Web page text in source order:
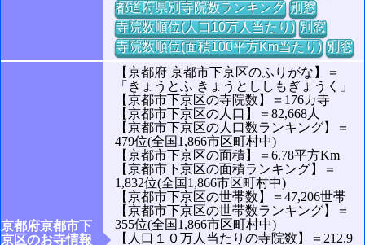
都道府県別寺院数ランキング 別窓
寺院数順位(人口10万人当たり) 別窓
寺院数順位(面積100平方Km当たり) 別窓
京都府京都市下
京区のお寺情報
【京都府 京都市下京区のふりがな】＝
「きょうとふ きょうとししもぎょうく」
【京都市下京区の寺院数】＝176カ寺
【京都市下京区の人口】＝82,668人
【京都市下京区の人口数ランキング】＝
479位(全国1,866市区町村中)
【京都市下京区の面積】＝6.78平方Km
【京都市下京区の面積ランキング】＝
1,832位(全国1,866市区町村中)
【京都市下京区の世帯数】＝47,206世帯
【京都市下京区の世帯数ランキング】＝
355位(全国1,866市区町村中)
【人口１０万人当たりの寺院数】＝212.9